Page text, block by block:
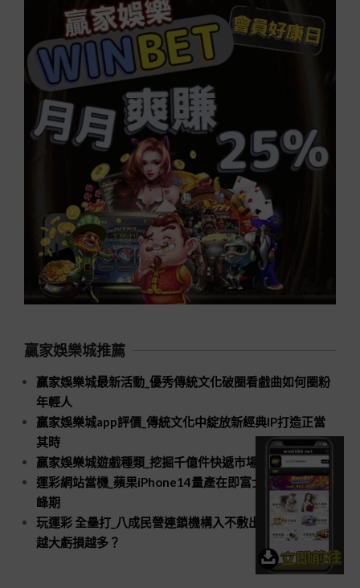
贏家娛樂城推薦
贏家娛樂城最新活動_優秀傳統文化破圈看戲曲如何圈粉
年輕人
贏家娛樂城app評價_傳統文化中綻放新經典IP打造正當
其時
贏家娛樂城遊戲種類_挖掘千億件快遞市場新空間
運彩網站當機_蘋果iPhone14量產在即富士康招工進入高
峰期
玩運彩 全壘打_八成民營連鎖機構入不敷出口腔醫療規模
越大虧損越多？